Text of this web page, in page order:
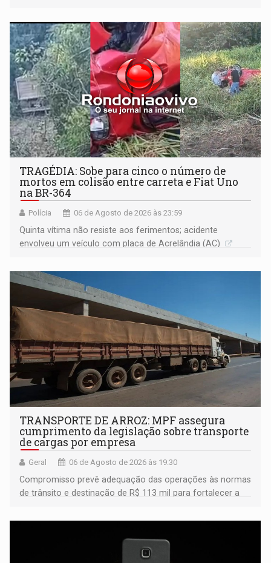
TRAGÉDIA: Sobe para cinco o número de
mortos em colisão entre carreta e Fiat Uno
na BR-364
Polícia 06 de Agosto de 2026 às 23:59
Quinta vítima não resiste aos ferimentos; acidente
envolveu um veículo com placa de Acrelândia (AC)
TRANSPORTE DE ARROZ: MPF assegura
cumprimento da legislação sobre transporte
de cargas por empresa
Geral 06 de Agosto de 2026 às 19:30
Compromisso prevê adequação das operações às normas
de trânsito e destinação de R$ 113 mil para fortalecer a